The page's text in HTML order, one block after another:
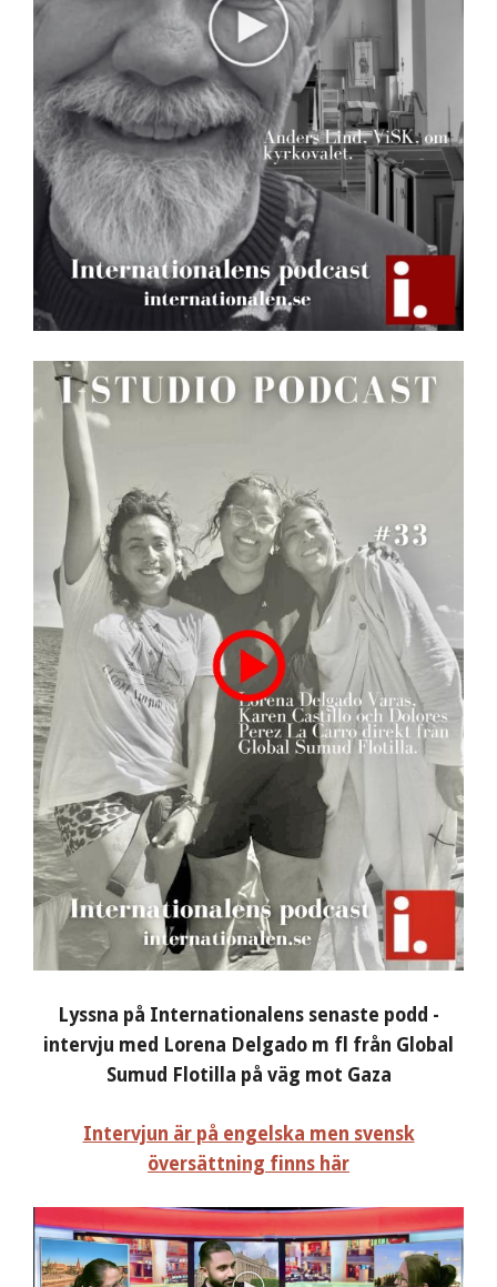
Lyssna på Internationalens senaste podd -
intervju med Lorena Delgado m fl från Global
Sumud Flotilla på väg mot Gaza
Intervjun är på engelska men svensk
översättning finns här